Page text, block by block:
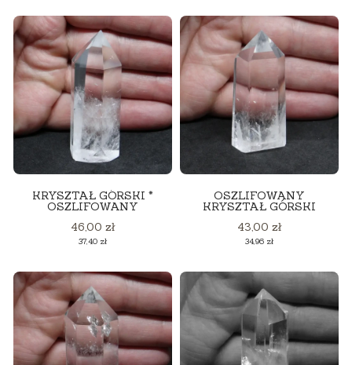
KRYSZTAŁ GÓRSKI *
OSZLIFOWANY
Cena
46,00 zł
Cena
37,40 zł
OSZLIFOWANY
KRYSZTAŁ GÓRSKI
Cena
43,00 zł
Cena
34,96 zł